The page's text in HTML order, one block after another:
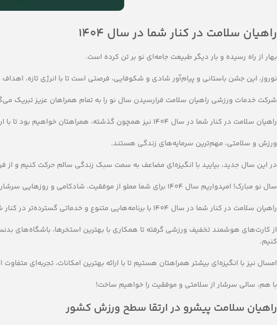
راهیان سلامت در کنار شما در سال 1404
بهار از راه رسیده و بار دیگر طبیعت جامه‌ای نو بر تن کرده است.
نوروز، این جشن باستانی و پیام‌آور شادی و شکوفایی، فرصتی است تا با انرژی تازه،
شرکت خدمات ورزشی راهیان سلامت فرارسیدن سال نو را به تمام همراهان عزیز تبریک
راهیان سلامت در کنار شما در سال 1404 نیز همچون گذشته، همراهتان خواهیم بود تا با ارائه بهترین خدمات ورزشی، تفریحی و رفاهی، تجربه‌ای بهتر از زندگی سالم و پرنشاط را برایتان رقم بزنیم.
ورزش و سلامتی، مهم‌ترین سرمایه‌های زندگی هستند.
در این سال جدید، بیایید با انگیزه‌ای مضاعف به سمت سبک زندگی سالم حرکت کنیم و از
سال نو مبارک! امیدواریم سال 1404 برای شما مملو از موفقیت، شادکامی و روزهایی سرشار از ورزش، انرژی و نشاط باشد.
راهیان سلامت در کنار شما در سال 1404 با برنامه‌هایی متنوع و خدماتی گسترده‌تر در کنار شما خواهد بود.
از کارت‌های هوشمند تخفیف ورزشی گرفته تا همکاری با بهترین استخرها، باشگاه‌های
کنیم.
امسال نیز با انگیزه‌ای بیشتر همراهتان هستیم تا با ارائه بهترین امکانات، تجربه‌ای متفاوت
با هم، سالی سرشار از سلامتی و موفقیت را خواهیم ساخت!
راهیان سلامت پیشرو در ارتقا سطح ورزش کشور